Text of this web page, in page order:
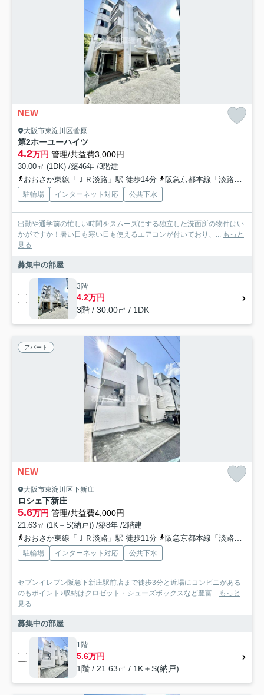
NEW
大阪市東淀川区菅原
第2ホーユーハイツ
4.2万円 管理/共益費3,000円
30.00㎡ (1DK) /築46年 /3階建
おおさか東線「ＪＲ淡路」駅 徒歩14分
阪急京都本線「淡路」駅 徒歩17分
駐輪場 インターネット対応 公共下水
出勤や通学前の忙しい時間をスムーズにする独立した洗面所の物件はい
かがですか！暑い日も寒い日も使えるエアコンが付いており、... もっと
見る
募集中の部屋
3階
4.2万円
3階 / 30.00㎡ / 1DK
アパート
NEW
大阪市東淀川区下新庄
ロシェ下新庄
5.6万円 管理/共益費4,000円
21.63㎡ (1K＋S(納戸)) /築8年 /2階建
おおさか東線「ＪＲ淡路」駅 徒歩11分
阪急京都本線「淡路」駅 徒歩11分
駐輪場 インターネット対応 公共下水
セブンイレブン阪急下新庄駅前店まで徒歩3分と近場にコンビニがある
のもポイント♪収納はクロゼット・シューズボックスなど豊富... もっと
見る
募集中の部屋
1階
5.6万円
1階 / 21.63㎡ / 1K＋S(納戸)